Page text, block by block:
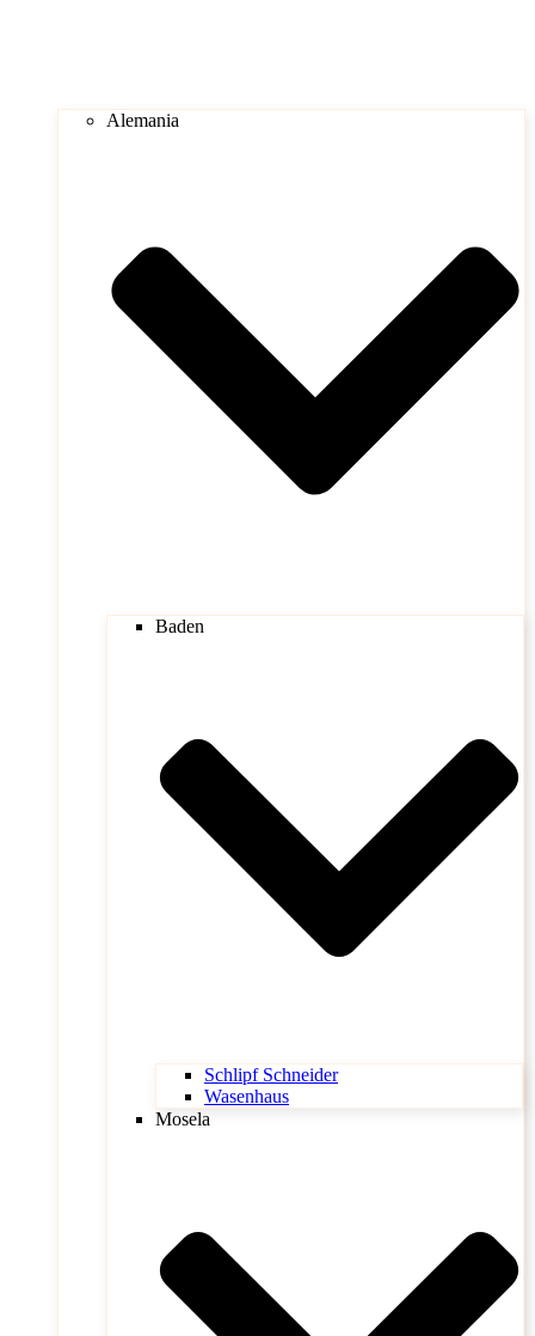
Alemania
Baden
Schlipf Schneider
Wasenhaus
Mosela